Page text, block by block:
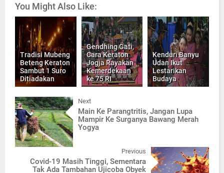
You Might Also Like:
Tradisi Mubeng
Beteng Keraton
Sambut 1 Suro
Ditiadakan
Gendhing Gati,
Cara Keraton
Jogja Rayakan
Kemerdekaan
ke 75 RI
Kenduri Banyu
Udan Ikut
Lestarikan
Budaya
Next
Main Ke Parangtritis, Jangan Lupa
Mampir Ke Surganya Bawang Merah
Yogya
Previous
Covid-19 Masih Tinggi, Sementara
Tak Ada Tambahan Ujicoba Obyek